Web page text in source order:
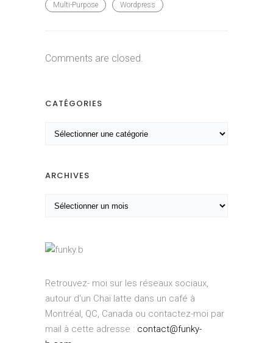
Multi-Purpose Wordpress
Comments are closed.
CATÉGORIES
é
e
ARCHIVES
h
v
s
Retrouvez- moi sur les réseaux sociaux,
autour d'un Chaï latte dans un café à
Montréal, QC, Canada ou contactez-moi par
mail à cette adresse : contact@funky-